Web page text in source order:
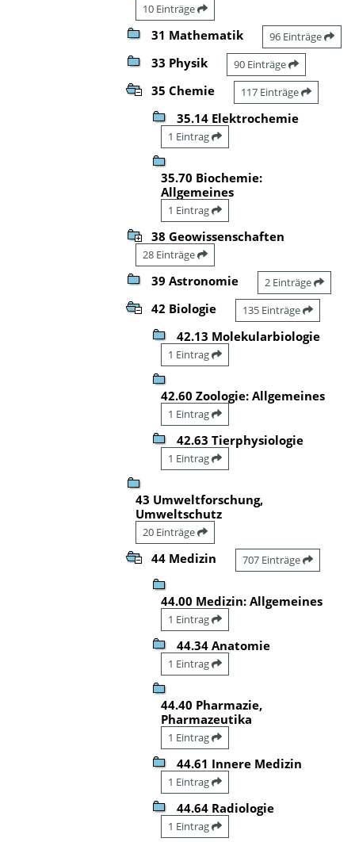
10 Einträge
31 Mathematik 96 Einträge
33 Physik 90 Einträge
35 Chemie 117 Einträge
35.14 Elektrochemie
1 Eintrag
35.70 Biochemie:
Allgemeines
1 Eintrag
38 Geowissenschaften
28 Einträge
39 Astronomie 2 Einträge
42 Biologie 135 Einträge
42.13 Molekularbiologie
1 Eintrag
42.60 Zoologie: Allgemeines
1 Eintrag
42.63 Tierphysiologie
1 Eintrag
43 Umweltforschung,
Umweltschutz
20 Einträge
44 Medizin 707 Einträge
44.00 Medizin: Allgemeines
1 Eintrag
44.34 Anatomie
1 Eintrag
44.40 Pharmazie,
Pharmazeutika
1 Eintrag
44.61 Innere Medizin
1 Eintrag
44.64 Radiologie
1 Eintrag